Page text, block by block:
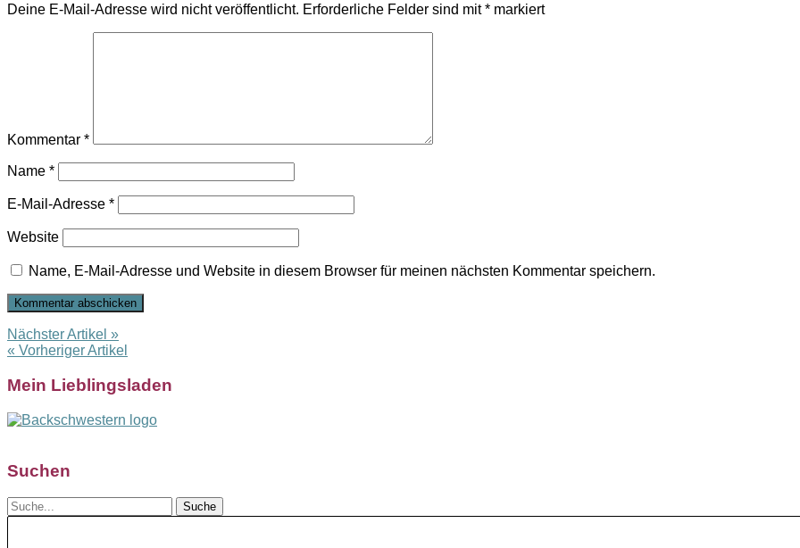
Deine E-Mail-Adresse wird nicht veröffentlicht. Erforderliche Felder sind mit* markiert
Kommentar *
Name *
E-Mail-Adresse *
Website
Name, E-Mail-Adresse und Website in diesem Browser für meinen nächsten Kommentar speichern.
Nächster Artikel »
« Vorheriger Artikel
Mein Lieblingsladen
Suchen